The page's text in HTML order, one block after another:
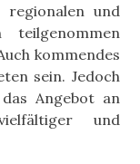
regionalen und
teilgenommen
kommendes
sein. Jedoch
Angebot an
und